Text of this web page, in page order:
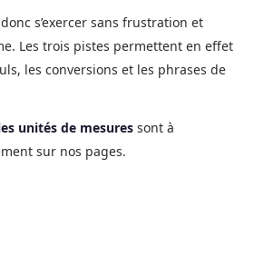
s’exercer sans frustration et
Les trois pistes permettent en effet
les conversions et les phrases de
unités de mesures sont à
sur nos pages.